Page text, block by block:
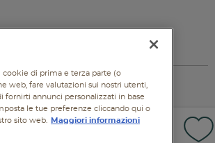
cookie di prima e terza parte (o
web, fare valutazioni sui nostri utenti,
annunci personalizzati in base
le tue preferenze cliccando qui o
sito web.
Maggiori informazioni